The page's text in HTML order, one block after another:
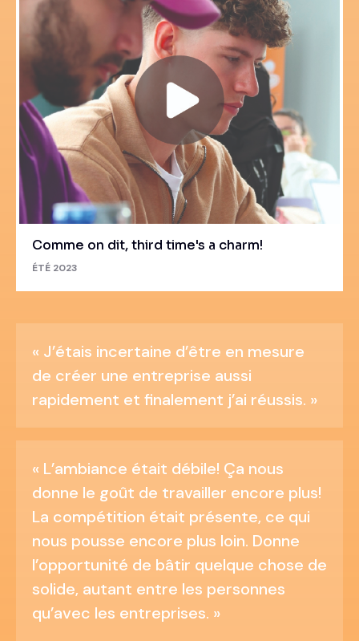
Comme on dit, third time's a charm!
ÉTÉ 2023
« J’étais incertaine d’être en mesure
de créer une entreprise aussi
rapidement et finalement j’ai réussis. »
« L’ambiance était débile! Ça nous
donne le goût de travailler encore plus!
La compétition était présente, ce qui
nous pousse encore plus loin. Donne
l’opportunité de bâtir quelque chose de
solide, autant entre les personnes
qu’avec les entreprises. »